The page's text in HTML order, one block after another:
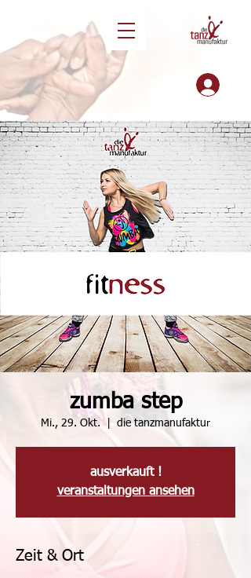
zumba step
Mi., 29. Okt.
  |
die tanzmanufaktur
ausverkauft !
veranstaltungen ansehen
Zeit & Ort